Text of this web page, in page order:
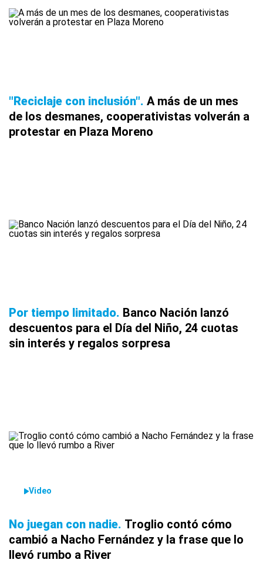
"Reciclaje con inclusión" A más de un mes
de los desmanes, cooperativistas volverán a
protestar en Plaza Moreno
Por tiempo limitado Banco Nación lanzó
descuentos para el Día del Niño, 24 cuotas
sin interés y regalos sorpresa
Video
No juegan con nadie Troglio contó cómo
cambió a Nacho Fernández y la frase que lo
llevó rumbo a River